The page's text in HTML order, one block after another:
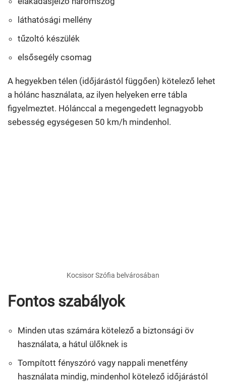
láthatósági mellény
tűzoltó készülék
elsősegély csomag
A hegyekben télen (időjárástól függően) kötelező lehet
a hólánc használata, az ilyen helyeken erre tábla
figyelmeztet. Hólánccal a megengedett legnagyobb
sebesség egységesen 50 km/h mindenhol.
Kocsisor Szófia belvárosában
Fontos szabályok
Minden utas számára kötelező a biztonsági öv
használata, a hátul ülőknek is
Tompított fényszóró vagy nappali menetfény
használata mindig, mindenhol kötelező időjárástól